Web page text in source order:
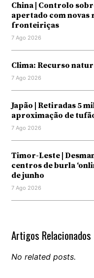
China | Controlo
apertado com novas
fronteiriças
7 Ago 2026
Clima: Recurso
7 Ago 2026
Japão | Retiradas 5
aproximação de
7 Ago 2026
Timor-Leste |
centros de burla
de junho
7 Ago 2026
Artigos Relacionados
No related posts.